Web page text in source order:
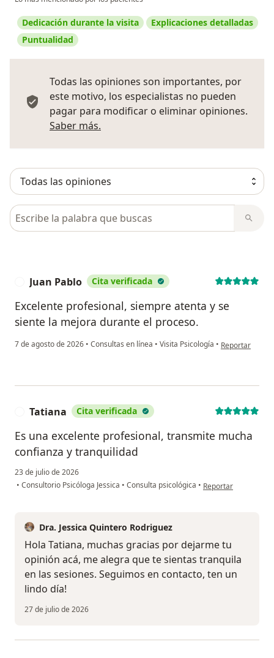
Dedicación durante la visita
Explicaciones detalladas
Puntualidad
Todas las opiniones son importantes, por
este motivo, los especialistas no pueden
pagar para modificar o eliminar opiniones.
Saber más.
Busca en opiniones
Juan Pablo Cita verificada
Excelente profesional, siempre atenta y se
siente la mejora durante el proceso.
7 de agosto de 2026 • Consultas en línea • Visita Psicología • en opinión del
Reportar
Tatiana Cita verificada
Es una excelente profesional, transmite mucha
confianza y tranquilidad
23 de julio de 2026
• Consultorio Psicóloga Jessica • Consulta psicológica • en opinión del
Reportar
Dra. Jessica Quintero Rodriguez
Hola Tatiana, muchas gracias por dejarme tu
opinión acá, me alegra que te sientas tranquila
en las sesiones. Seguimos en contacto, ten un
lindo día!
27 de julio de 2026